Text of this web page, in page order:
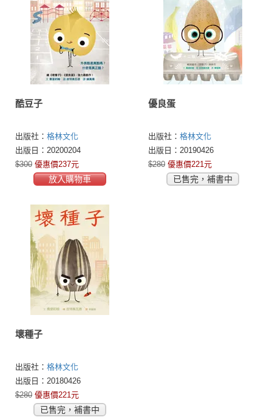
酷豆子
出版社： 格林文化
出版日：20200204
$300 優惠價237元
放入購物車
優良蛋
出版社： 格林文化
出版日：20190426
$280 優惠價221元
已售完，補書中
壞種子
出版社： 格林文化
出版日：20180426
$280 優惠價221元
已售完，補書中